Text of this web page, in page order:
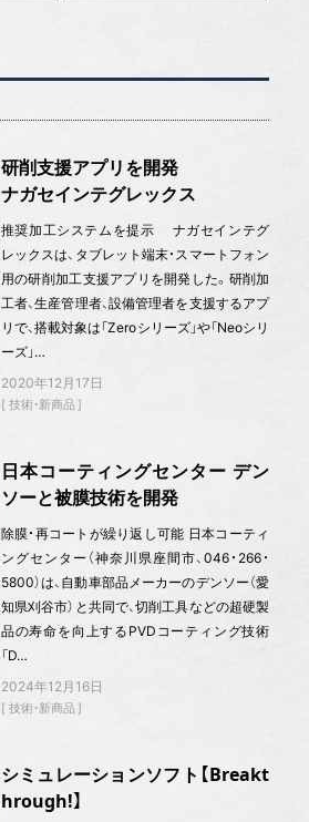
研削支援アプリを開発
ナガセインテグレックス
推奨加工システムを提示 ナガセインテグ
レックスは、タブレット端末・スマートフォン
用の研削加工支援アプリを開発した。研削加
工者、生産管理者、設備管理者を支援するアプ
リで、搭載対象は「Zeroシリーズ」や「Neoシリ
ーズ」…
2020年12月17日
技術・新商品
日本コーティングセンター デン
ソーと被膜技術を開発
除膜・再コートが繰り返し可能 日本コーティ
ングセンター（神奈川県座間市、046・266・
5800）は、自動車部品メーカーのデンソー（愛
知県刈谷市）と共同で、切削工具などの超硬製
品の寿命を向上するPVDコーティング技術
「D…
2024年12月16日
技術・新商品
シミュレーションソフト【Breakt
hrough!】